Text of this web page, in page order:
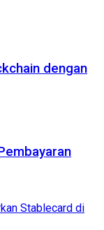
dengan